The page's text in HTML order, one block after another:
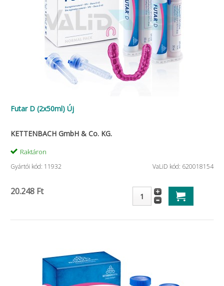
Futar D (2x50ml) Új
KETTENBACH GmbH & Co. KG.
Raktáron
Gyártói kód: 11932 VaLiD kód: 620018154
20.248 Ft